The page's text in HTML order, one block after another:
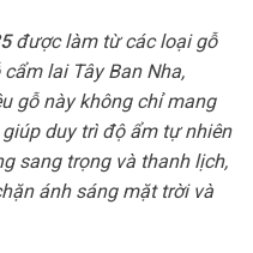
được làm từ các loại gỗ
lai Tây Ban Nha,
gỗ này không chỉ mang
duy trì độ ẩm tự nhiên
sang trọng và thanh lịch,
ánh sáng mặt trời và